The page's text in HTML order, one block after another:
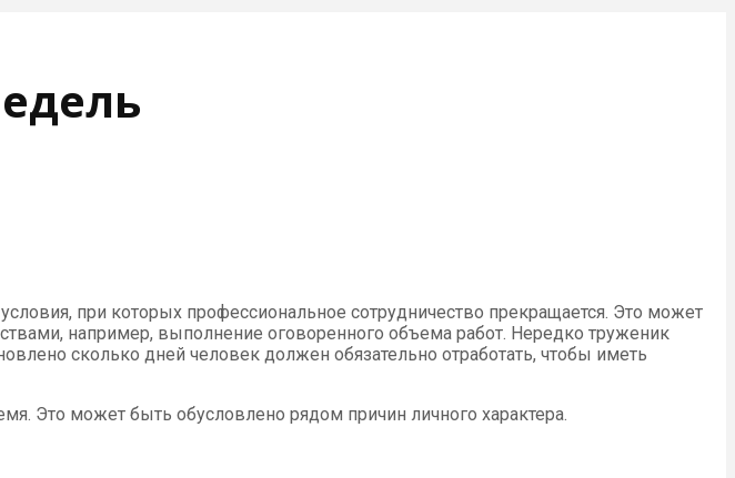
при которых профессиональное сотрудничество прекращается. Это может
например, выполнение оговоренного объема работ. Нередко труженик
сколько дней человек должен обязательно отработать, чтобы иметь
Это может быть обусловлено рядом причин личного характера.